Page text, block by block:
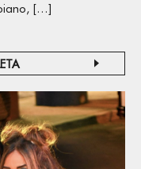
[…]